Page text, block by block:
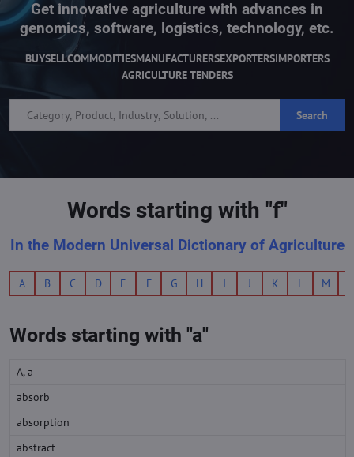
Get innovative agriculture with advances in
genomics, software, logistics, technology, etc.
BUYSELLCOMMODITIESMANUFACTURERSEXPORTERSIMPORTERS
AGRICULTURE TENDERS
Search
Words starting with "f"
In the Modern Universal Dictionary of Agriculture
A B C D E F G H I J K L M
Words starting with "a"
A, a
absorb
absorption
abstract